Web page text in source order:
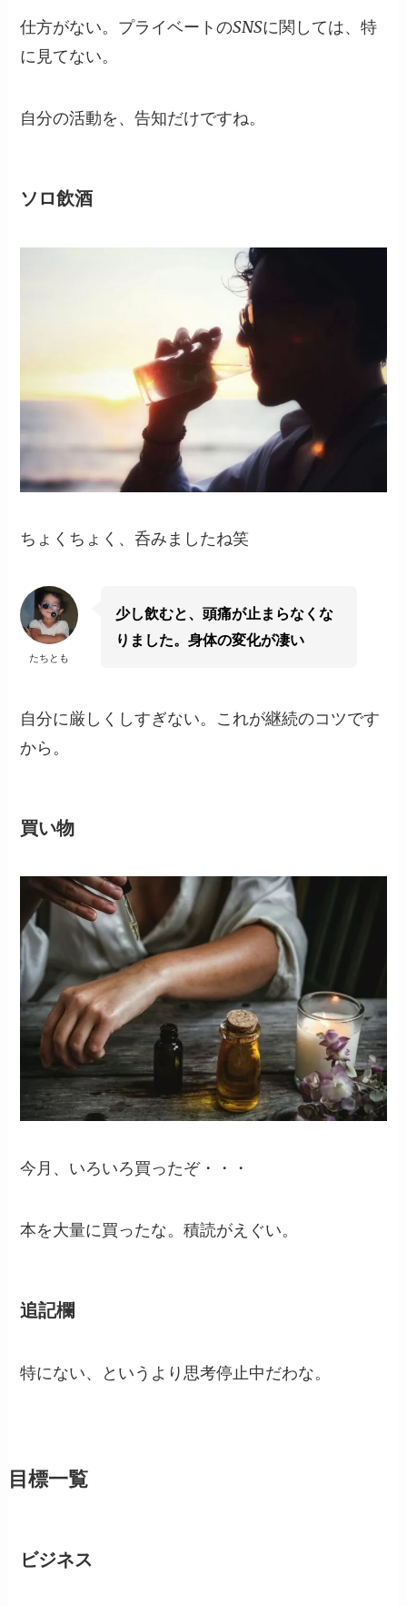
仕方がない。プライベートのSNSに関しては、特
に見てない。
自分の活動を、告知だけですね。
ソロ飲酒
ちょくちょく、呑みましたね笑
たちとも
少し飲むと、頭痛が止まらなくな
りました。身体の変化が凄い
自分に厳しくしすぎない。これが継続のコツです
から。
買い物
今月、いろいろ買ったぞ・・・
本を大量に買ったな。積読がえぐい。
追記欄
特にない、というより思考停止中だわな。
目標一覧
ビジネス